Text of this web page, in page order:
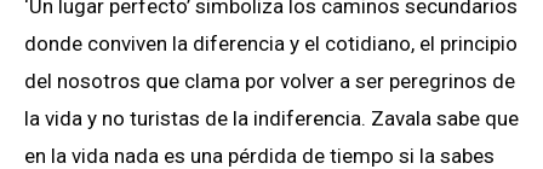
‘Un lugar perfecto’ simboliza los caminos secundarios
donde conviven la diferencia y el cotidiano, el principio
del nosotros que clama por volver a ser peregrinos de
la vida y no turistas de la indiferencia. Zavala sabe que
en la vida nada es una pérdida de tiempo si la sabes